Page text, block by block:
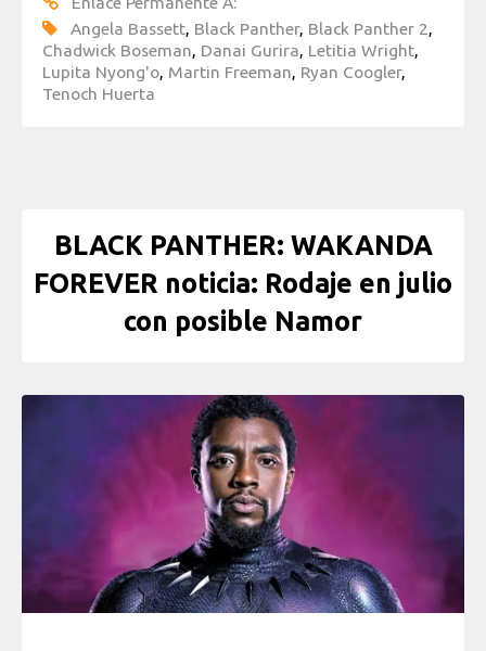
Angela Bassett, Black Panther, Black Panther 2,
Chadwick Boseman, Danai Gurira, Letitia Wright,
Lupita Nyong'o, Martin Freeman, Ryan Coogler,
Tenoch Huerta
BLACK PANTHER: WAKANDA
FOREVER noticia: Rodaje en julio
con posible Namor